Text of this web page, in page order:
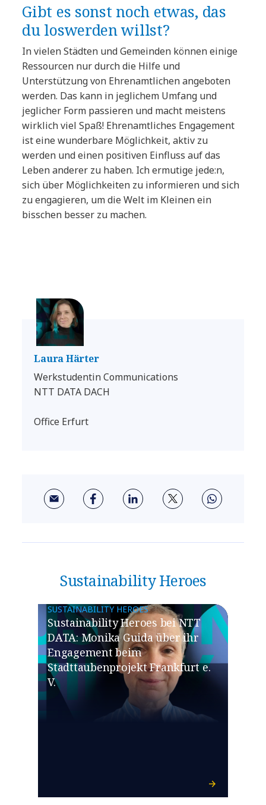
Gibt es sonst noch etwas, das
du loswerden willst?
In vielen Städten und Gemeinden können einige
Ressourcen nur durch die Hilfe und
Unterstützung von Ehrenamtlichen angeboten
werden. Das kann in jeglichem Umfang und
jeglicher Form passieren und macht meistens
wirklich viel Spaß! Ehrenamtliches Engagement
ist eine wunderbare Möglichkeit, aktiv zu
werden und einen positiven Einfluss auf das
Leben anderer zu haben. Ich ermutige jede:n,
sich über Möglichkeiten zu informieren und sich
zu engagieren, um die Welt im Kleinen ein
bisschen besser zu machen.
Laura Härter
Werkstudentin Communications
NTT DATA DACH
Office Erfurt
Sustainability Heroes
SUSTAINABILITY HEROES
Sustainability Heroes bei NTT
DATA: Monika Guida über ihr
Engagement beim
Stadttaubenprojekt Frankfurt e.
V.